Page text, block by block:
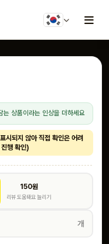
는 상품이라는 인상을 더하세요
시되지 않아 직접 확인은 어려
행 확인)
150원
리뷰 도움돼요 늘리기
개